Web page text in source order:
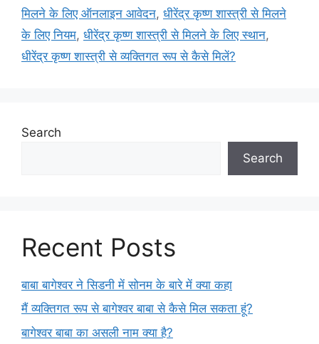
मिलने के लिए ऑनलाइन आवेदन, धीरेंद्र कृष्ण शास्त्री से मिलने
के लिए नियम, धीरेंद्र कृष्ण शास्त्री से मिलने के लिए स्थान,
धीरेंद्र कृष्ण शास्त्री से व्यक्तिगत रूप से कैसे मिलें?
Search
Search
Recent Posts
बाबा बागेश्वर ने सिडनी में सोनम के बारे में क्या कहा
मैं व्यक्तिगत रूप से बागेश्वर बाबा से कैसे मिल सकता हूं?
बागेश्वर बाबा का असली नाम क्या है?